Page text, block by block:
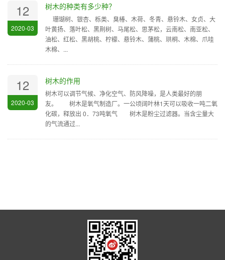
12
2020-03
树木的种类有多少种？
珊瑚树、银杏、栎类、臭椿、木荷、冬青、悬铃木、女贞、大
叶黄扬、落叶松、黑荆树、马尾松、思茅松，云南松、南亚松、
油松、红松、黑胡桃、柠檬、悬铃木、蒲桃、珙桐、木棉、爪哇
木棉、...
12
2020-03
树木的作用
树木可以调节气候、净化空气、防风降噪，是人类最好的朋
友。 树木是氧气制造厂。一公顷阔叶林1天可以吸收一吨二氧
化碳，释放出 0．73吨氧气 树木是粉尘过滤器。当含尘量大
的气流通过...